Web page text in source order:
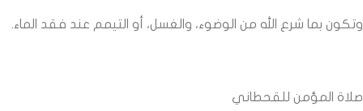
وتكون بما شرع الله من الوضوء، والغسل، أو التيمم عند فقد الماء.
صلاة المؤمن للقحطاني